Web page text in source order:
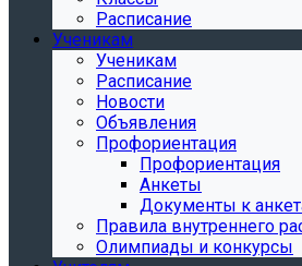
Расписание
Ученикам
Ученикам
Расписание
Новости
Объявления
Профориентация
Профориентация
Анкеты
Документы к
Правила внутреннего
Олимпиады и конкурсы